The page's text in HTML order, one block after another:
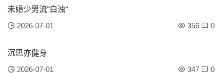
未婚少男流“白浊“
2026-07-01
356 0
沉思亦健身
2026-07-01
347 0